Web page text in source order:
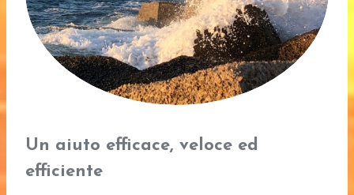
Un aiuto efficace, veloce ed
efficiente